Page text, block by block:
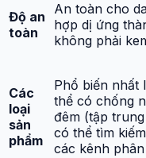
Độ an
toàn
An toàn cho
hợp dị ứng
không phải
Các
loại
sản
phẩm
Phổ biến nhất
thể có chống
đêm (tập
có thể tìm
các kênh